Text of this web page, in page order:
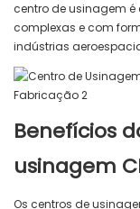
centro de usinagem
complexas e com
indústrias
Benefícios
usinagem
Os centros de